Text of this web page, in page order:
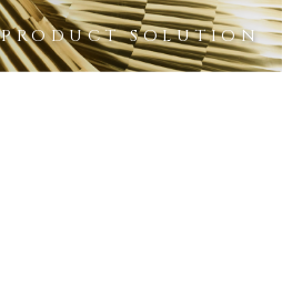
PRODUCT SOLUTION